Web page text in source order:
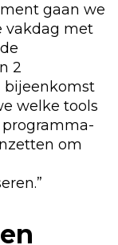
gaan we
vakdag met
2
bijeenkomst
welke tools
om